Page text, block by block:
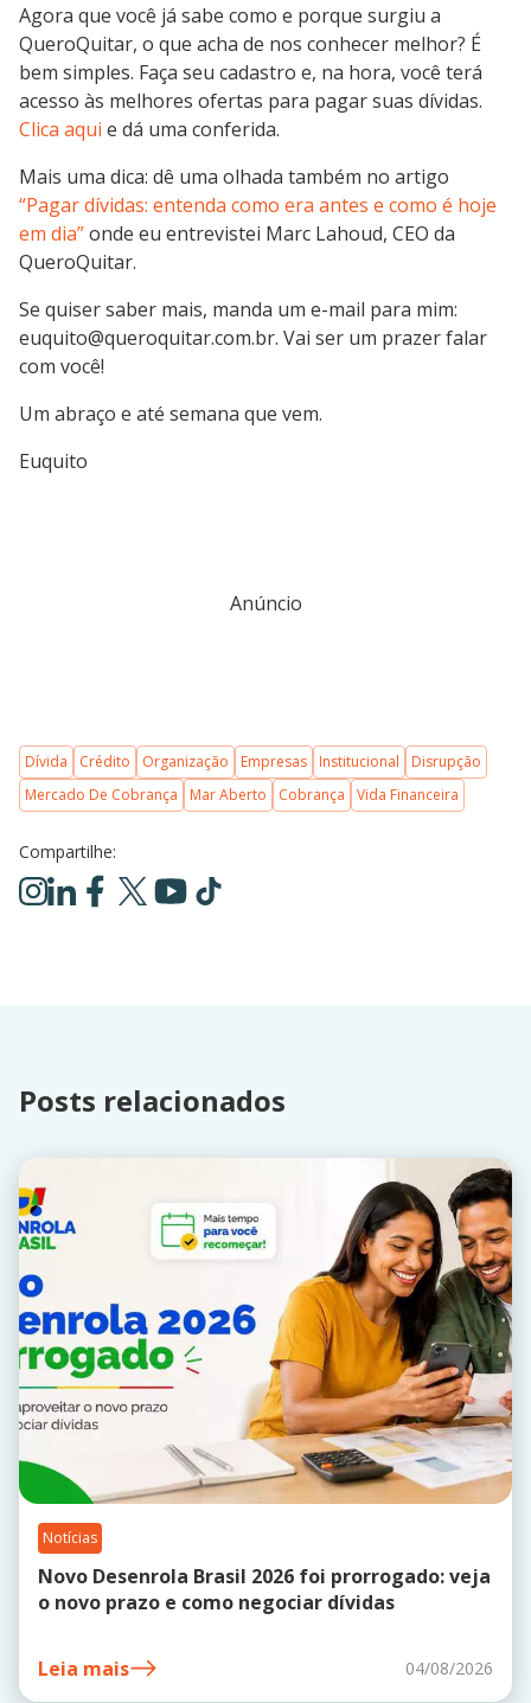
Agora que você já sabe como e porque surgiu a
QueroQuitar, o que acha de nos conhecer melhor? É
bem simples. Faça seu cadastro e, na hora, você terá
acesso às melhores ofertas para pagar suas dívidas.
Clica aqui e dá uma conferida.
Mais uma dica: dê uma olhada também no artigo
“Pagar dívidas: entenda como era antes e como é hoje
em dia”onde eu entrevistei Marc Lahoud, CEO da
QueroQuitar.
Se quiser saber mais, manda um e-mail para mim:
euquito@queroquitar.com.br. Vai ser um prazer falar
com você!
Um abraço e até semana que vem.
Euquito
Anúncio
Dívida Crédito Organização Empresas Institucional
Disrupção
Mercado De Cobrança
Mar Aberto Cobrança Vida Financeira
Compartilhe:
Posts relacionados
Notícias
Novo Desenrola Brasil 2026 foi prorrogado: veja
o novo prazo e como negociar dívidas
Leia mais 04/08/2026